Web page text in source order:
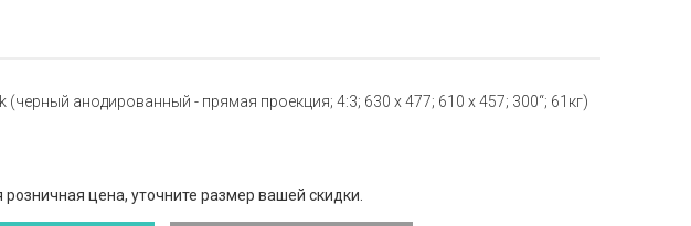
(черный анодированный - прямая проекция; 4:3; 630 x 477; 610 x 457; 300“; 61кг)
цена, уточните размер вашей скидки.